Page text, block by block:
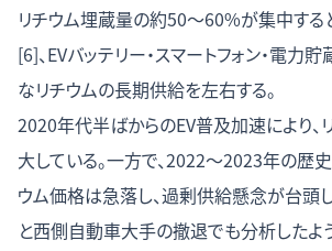
リチウム埋蔵量の約50〜60%が集中する
[6]、EVバッテリー・スマートフォン・電力
なリチウムの長期供給を左右する。
2020年代半ばからのEV普及加速により、
大している。一方で、2022〜2023年の歴
ウム価格は急落し、過剰供給懸念が台頭し
と西側自動車大手の撤退でも分析したよ